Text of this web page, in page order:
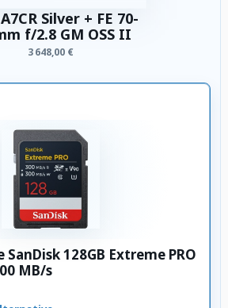
Silver + FE 70-
f/2.8 GM OSS II
3 648,00 €
128GB Extreme PRO
MB/s